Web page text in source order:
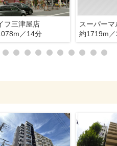
フ三津屋店
／14分
約1719m